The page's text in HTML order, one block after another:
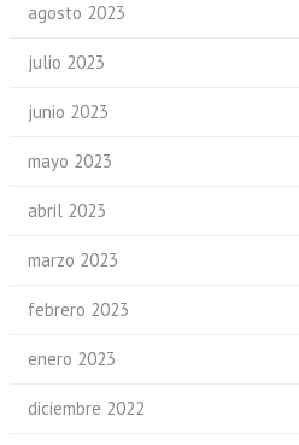
agosto 2023
julio 2023
junio 2023
mayo 2023
abril 2023
marzo 2023
febrero 2023
enero 2023
diciembre 2022